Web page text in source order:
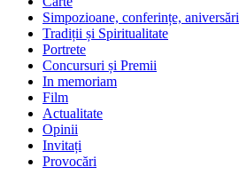
Simpozioane, conferințe, aniversări
Tradiții și Spiritualitate
Portrete
Concursuri și Premii
In memoriam
Film
Actualitate
Opinii
Invitați
Provocări